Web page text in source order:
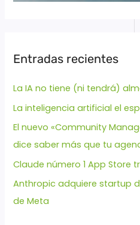
Entradas recientes
La IA no tiene (ni tendrá)
La inteligencia artificial el
El nuevo «Community
dice saber más que tu
Claude número 1 App Store
Anthropic adquiere startup
de Meta